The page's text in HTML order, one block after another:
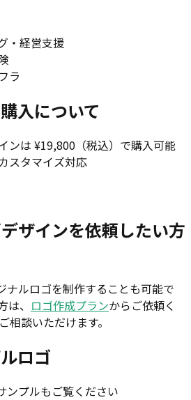
・経営支援
ラ
入について
ンは ¥19,800（税込）で購入可能
スタマイズ対応
ザインを依頼したい方
ナルロゴを制作することも可能で
、 ロゴ作成プランからご依頼く
相談いただけます。
ロゴ
ンプルもご覧ください